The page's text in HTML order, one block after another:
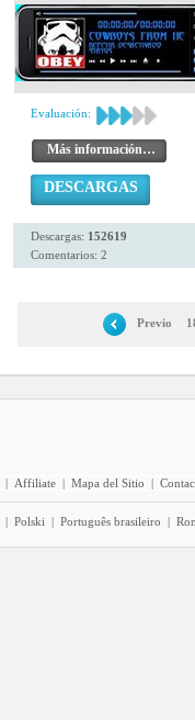
Evaluación:
Más información…
DESCARGAS
Descargas: 152619
Comentarios: 2
Previo
| Affiliate | Mapa del Sitio |
| Polski | Português brasileiro |